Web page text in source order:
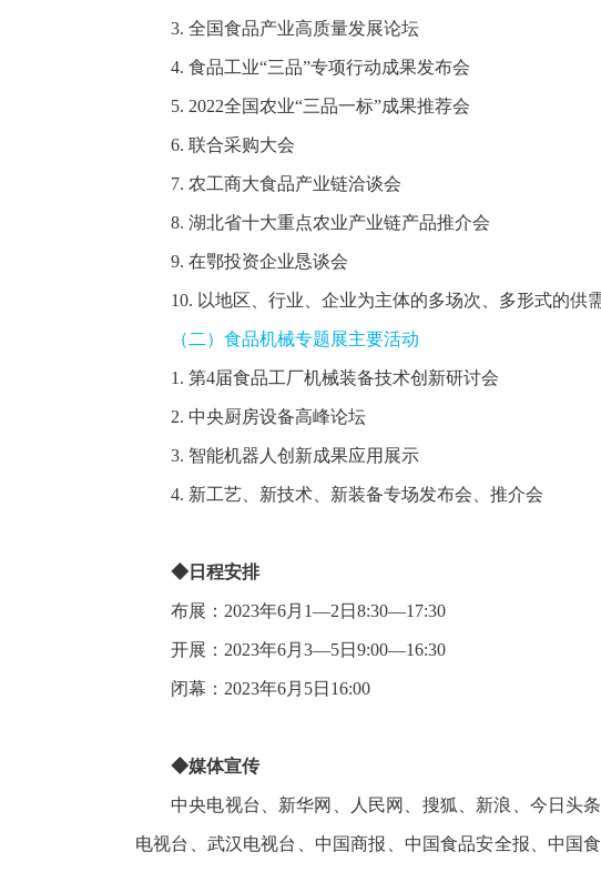
3. 全国食品产业高质量发展论坛
4. 食品工业“三品”专项行动成果发布会
5. 2022全国农业“三品一标”成果推荐会
6. 联合采购大会
7. 农工商大食品产业链洽谈会
8. 湖北省十大重点农业产业链产品推介会
9. 在鄂投资企业恳谈会
10. 以地区、行业、企业为主体的多场次、多形式的供
（二）食品机械专题展主要活动
1. 第4届食品工厂机械装备技术创新研讨会
2. 中央厨房设备高峰论坛
3. 智能机器人创新成果应用展示
4. 新工艺、新技术、新装备专场发布会、推介会
◆日程安排
布展：2023年6月1—2日8:30—17:30
开展：2023年6月3—5日9:00—16:30
闭幕：2023年6月5日16:00
◆媒体宣传
中央电视台、新华网、人民网、搜狐、新浪、今日头
电视台、武汉电视台、中国商报、中国食品安全报、中国